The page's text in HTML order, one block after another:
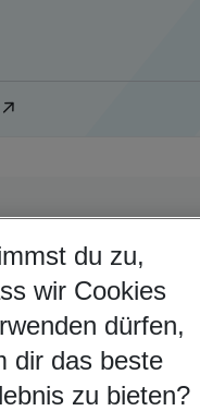
du zu,
wir Cookies
dürfen,
dir das beste
zu bieten?